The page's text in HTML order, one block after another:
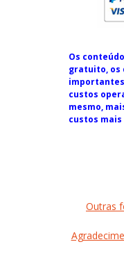
Os
gratuito, os
custos
mesmo,
custos
Outras